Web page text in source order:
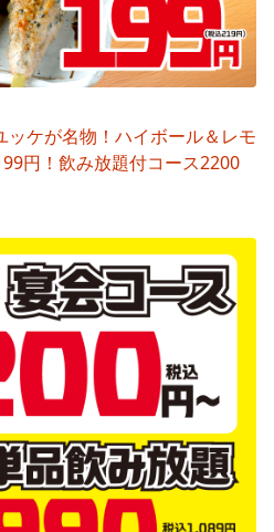
ケが名物！ハイボール＆レモ
円！飲み放題付コース2200